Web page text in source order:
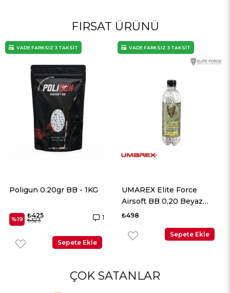
FIRSAT ÜRÜNÜ
BB - 1KG
Sepete Ekle
TAKSİT
UMAREX Elite Force
Airsoft BB 0,20 Beyaz
2700 Adet
Sepete Ekle
VADE FARKSIZ 3 TAKSİT
UMAREX
Airsoft BB
VADE FARKSIZ 3
ÇOK SATANLAR